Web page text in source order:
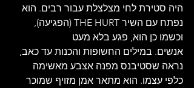
היה סטירת לחי מצלצלת עבור רבים. הוא
נפתח עם השיר THE HURT (הפגיעה),
וכשמו כן הוא, פגע בלא מעט
אנשים. במילים החשופות והכנות עד כאב,
נראה שסטיבנס מפנה אצבע מאשימה
כלפי עצמו. הוא מתאר אמן מזויף שמוכר